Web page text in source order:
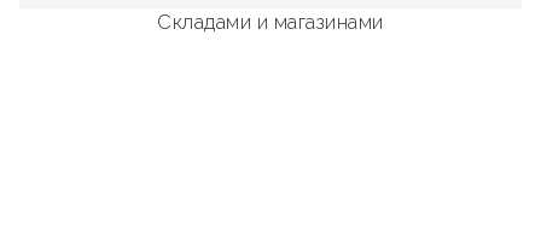
Складами и магазинами